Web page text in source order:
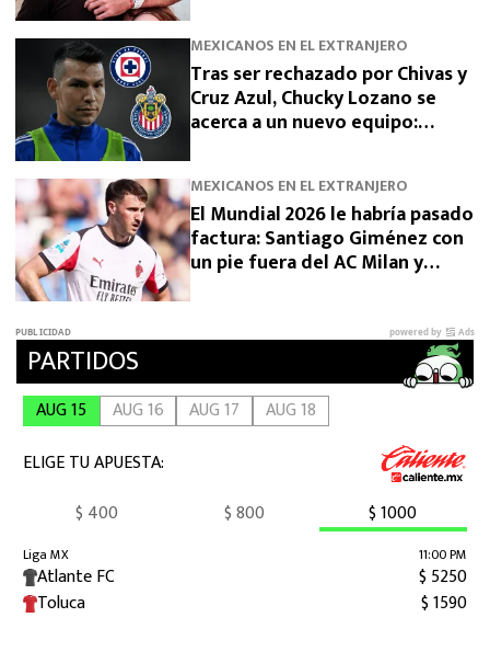
MEXICANOS EN EL EXTRANJERO
Tras ser rechazado por Chivas y
Cruz Azul, Chucky Lozano se
acerca a un nuevo equipo:
MEXICANOS EN EL EXTRANJERO
El Mundial 2026 le habría pasado
factura: Santiago Giménez con
un pie fuera del AC Milan y